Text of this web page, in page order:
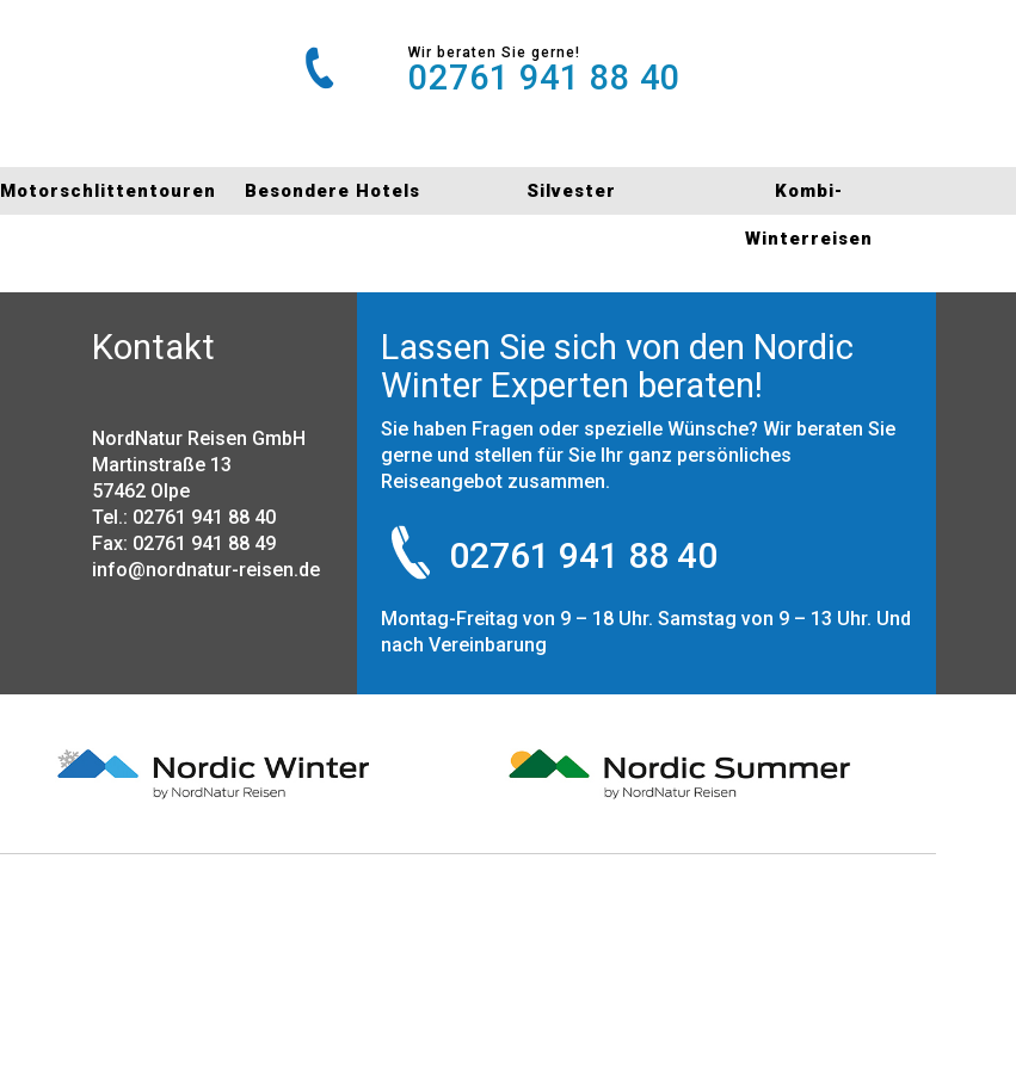
Wir beraten Sie gerne!
02761 941 88 40
Motorschlittentouren Besondere Hotels Silvester Kombi-
Winterreisen
Kontakt
NordNatur Reisen GmbH
Martinstraße 13
57462 Olpe
Tel.: 02761 941 88 40
Fax: 02761 941 88 49
info@nordnatur-reisen.de
Lassen Sie sich von den Nordic
Winter Experten beraten!
Sie haben Fragen oder spezielle Wünsche? Wir beraten Sie
gerne und stellen für Sie Ihr ganz persönliches
Reiseangebot zusammen.
02761 941 88 40
Montag-Freitag von 9 – 18 Uhr. Samstag von 9 – 13 Uhr. Und
nach Vereinbarung